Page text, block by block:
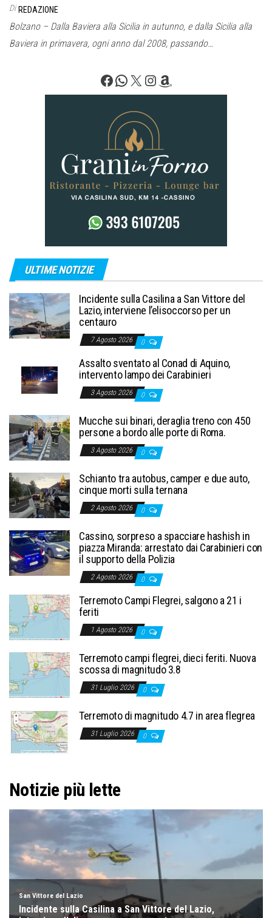
Di REDAZIONE
Bolzano – Dalla Baviera alla Sicilia in autunno, e dalla Sicilia alla
Baviera in primavera, ogni anno dal 2008, passando…
Facebook
WhatsApp
X Instagram
Amazon
ULTIME NOTIZIE
Incidente sulla Casilina a San Vittore del
Lazio, interviene l’elisoccorso per un
centauro
7 Agosto 2026 0
Assalto sventato al Conad di Aquino,
intervento lampo dei Carabinieri
3 Agosto 2026 0
Mucche sui binari, deraglia treno con 450
persone a bordo alle porte di Roma.
3 Agosto 2026 0
Schianto tra autobus, camper e due auto,
cinque morti sulla ternana
2 Agosto 2026 0
Cassino, sorpreso a spacciare hashish in
piazza Miranda: arrestato dai Carabinieri con
il supporto della Polizia
2 Agosto 2026 0
Terremoto Campi Flegrei, salgono a 21 i
feriti
1 Agosto 2026 0
Terremoto campi flegrei, dieci feriti. Nuova
scossa di magnitudo 3.8
31 Luglio 2026 0
Terremoto di magnitudo 4.7 in area flegrea
31 Luglio 2026 0
Notizie più lette